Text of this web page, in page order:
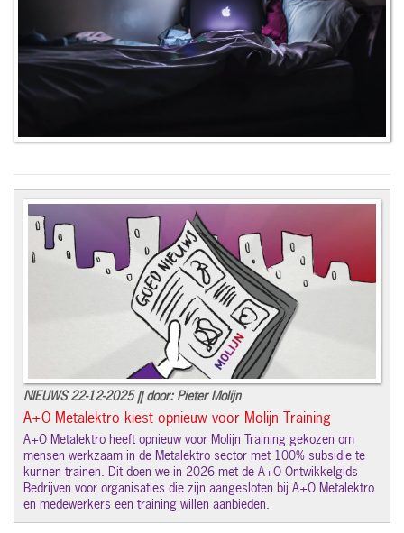
NIEUWS 22-12-2025 || door: Pieter Molijn
A+O Metalektro kiest opnieuw voor Molijn Training
A+O Metalektro heeft opnieuw voor Molijn Training gekozen om
mensen werkzaam in de Metalektro sector met 100% subsidie te
kunnen trainen. Dit doen we in 2026 met de A+O Ontwikkelgids
Bedrijven voor organisaties die zijn aangesloten bij A+O Metalektro
en medewerkers een training willen aanbieden.